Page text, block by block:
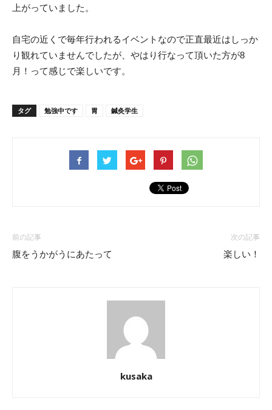
上がっていました。
自宅の近くで毎年行われるイベントなので正直最近はしっか
り観れていませんでしたが、やはり行なって頂いた方が8
月！って感じで楽しいです。
タグ 勉強中です 胃 鍼灸学生
前の記事
腹をうかがうにあたって
次の記事
楽しい！
kusaka